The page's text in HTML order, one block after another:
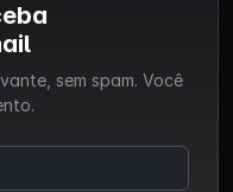
sem spam. Você